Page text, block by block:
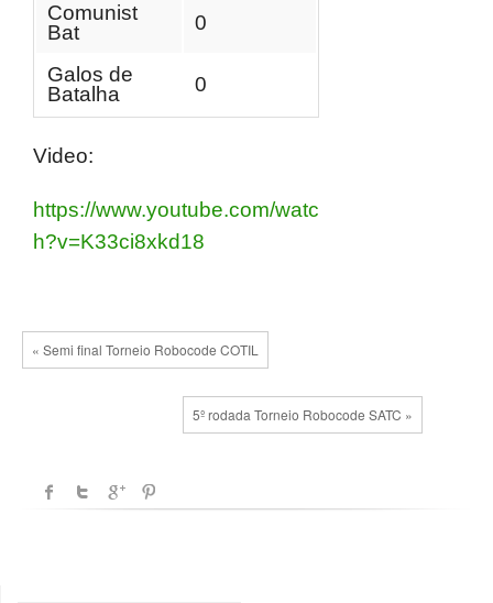
Comunist
Bat
0
Galos de
Batalha
0
Video:
https://www.youtube.com/watc
h?v=K33ci8xkd18
« Semi final Torneio Robocode COTIL
5º rodada Torneio Robocode SATC »